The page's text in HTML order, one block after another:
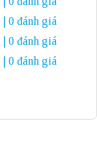
| 0 đánh giá
| 0 đánh giá
| 0 đánh giá